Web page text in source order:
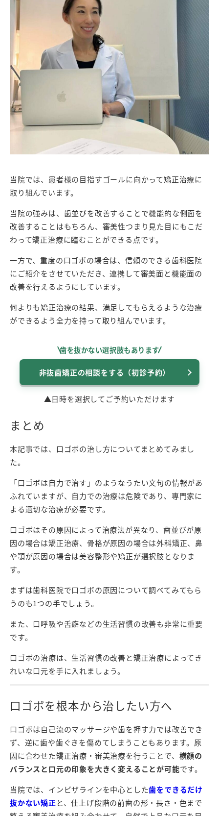
当院では、患者様の目指すゴールに向かって矯正治療に
取り組んでいます。
当院の強みは、歯並びを改善することで機能的な側面を
改善することはもちろん、審美性つまり見た目にもこだ
わって矯正治療に臨むことができる点です。
一方で、重度の口ゴボの場合は、信頼のできる歯科医院
にご紹介をさせていただき、連携して審美面と機能面の
改善を行えるようにしています。
何よりも矯正治療の結果、満足してもらえるような治療
ができるよう全力を持って取り組んでいます。
歯を抜かない選択肢もあります
非抜歯矯正の相談をする（初診予約）
▲日時を選択してご予約いただけます
まとめ
本記事では、口ゴボの治し方についてまとめてみまし
た。
「口ゴボは自力で治す」のようなうたい文句の情報があ
ふれていますが、自力での治療は危険であり、専門家に
よる適切な治療が必要です。
口ゴボはその原因によって治療法が異なり、歯並びが原
因の場合は矯正治療、骨格が原因の場合は外科矯正、鼻
や顎が原因の場合は美容整形や矯正が選択肢となりま
す。
まずは歯科医院で口ゴボの原因について調べてみてもら
うのも1つの手でしょう。
また、口呼吸や舌癖などの生活習慣の改善も非常に重要
です。
口ゴボの治療は、生活習慣の改善と矯正治療によってき
れいな口元を手に入れましょう。
口ゴボを根本から治したい方へ
口ゴボは自己流のマッサージや歯を押す力では改善でき
ず、逆に歯や歯ぐきを傷めてしまうこともあります。原
因に合わせた矯正治療・審美治療を行うことで、 横顔の
バランスと口元の印象を大きく変えることが可能です。
当院では、インビザラインを中心とした歯をできるだけ
抜かない矯正 と、仕上げ段階の前歯の形・長さ・色まで